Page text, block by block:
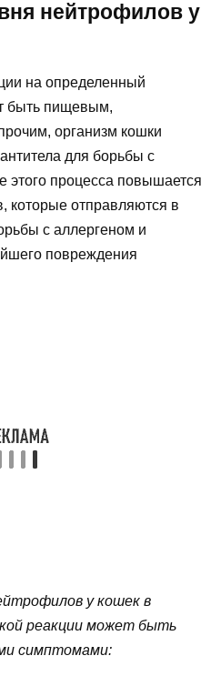
нейтрофилов у
на определенный
быть пищевым,
организм кошки
для борьбы с
этого процесса повышается
которые отправляются в
с аллергеном и
повреждения
у кошек в
реакции может быть
симптомами: